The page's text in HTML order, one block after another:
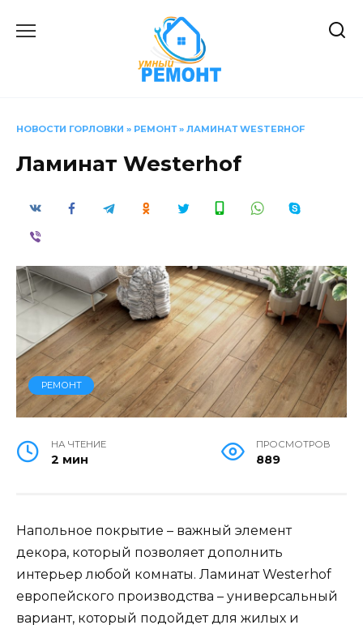
НОВОСТИ ГОРЛОВКИ » РЕМОНТ» ЛАМИНАТ WESTERHOF
Ламинат Westerhof
РЕМОНТ
НА ЧТЕНИЕ
2 мин
ПРОСМОТРОВ
889
Напольное покрытие – важный элемент
декора, который позволяет дополнить
интерьер любой комнаты. Ламинат Westerhof
европейского производства – универсальный
вариант, который подойдет для жилых и